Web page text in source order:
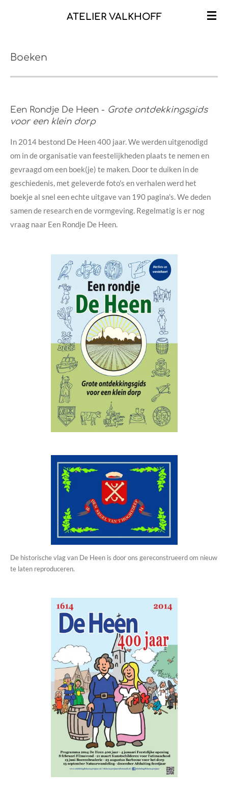
de
ATELIER VALKHOFF
Boeken
Een Rondje De Heen - Grote ontdekkingsgids
voor een klein dorp
In 2014 bestond De Heen 400 jaar. We werden uitgenodigd
om in de organisatie van feestelijkheden plaats te nemen en
gevraagd om een boek(je) te maken. Door te duiken in de
geschiedenis, met geleverde foto's en verhalen werd het
boekje al snel een echte uitgave van 190 pagina's. We deden
samen de research en de vormgeving. Regelmatig is er nog
vraag naar Een Rondje De Heen.
De historische vlag van De Heen is door ons gereconstrueerd om nieuw
te laten reproduceren.